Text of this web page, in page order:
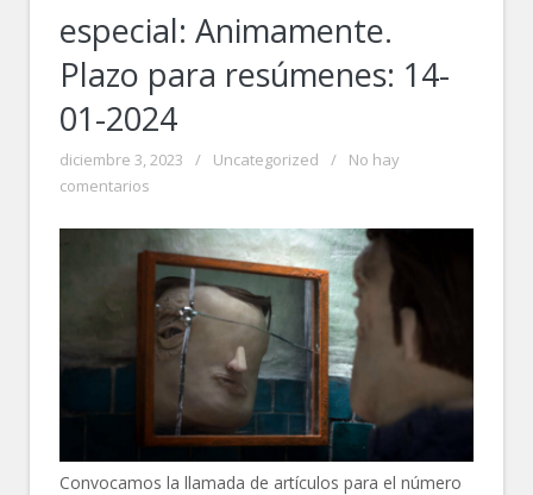
especial: Animamente.
Plazo para resúmenes: 14-
01-2024
diciembre 3, 2023 / Uncategorized /
No hay
comentarios
Convocamos la llamada de artículos para el número